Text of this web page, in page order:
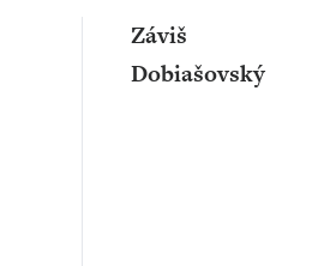
Záviš
Dobiašovský